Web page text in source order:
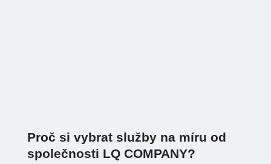
Proč si vybrat služby na míru od
společnosti LQ COMPANY?